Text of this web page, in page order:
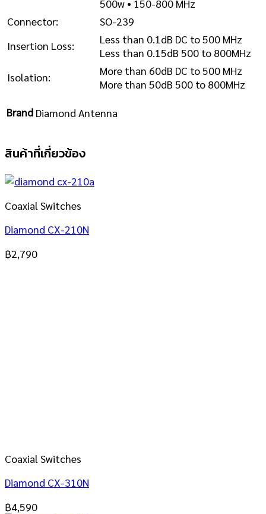
500w • 150-800 MHz
Connector:
SO-239
Insertion Loss:
Less than 0.1dB DC to 500 MHz
Less than 0.15dB 500 to 800MHz
Isolation:
More than 60dB DC to 500 MHz
More than 50dB 500 to 800MHz
Brand Diamond Antenna
สินค้าที่เกี่ยวข้อง
Coaxial Switches
Diamond CX-210N
฿2,790
Coaxial Switches
Diamond CX-310N
฿4,590